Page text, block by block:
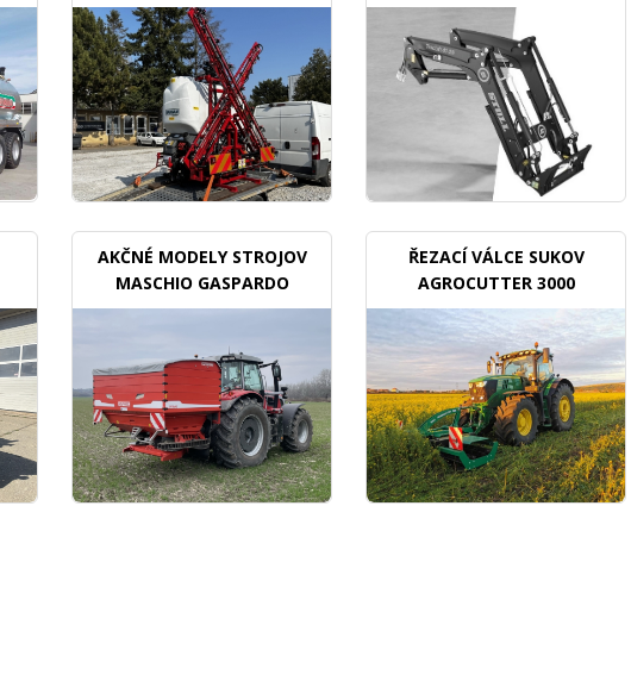
BDX
TRACLIFT
AKČNÉ MODELY STROJOV
MASCHIO GASPARDO
ŘEZACÍ VÁLCE SUKOV
AGROCUTTER 3000